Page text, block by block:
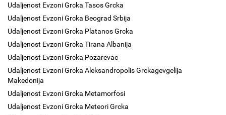
Udaljenost Evzoni Grcka Tasos Grcka
Udaljenost Evzoni Grcka Beograd Srbija
Udaljenost Evzoni Grcka Platanos Grcka
Udaljenost Evzoni Grcka Tirana Albanija
Udaljenost Evzoni Grcka Pozarevac
Udaljenost Evzoni Grcka Aleksandropolis Grckagevgelija
Makedonija
Udaljenost Evzoni Grcka Metamorfosi
Udaljenost Evzoni Grcka Meteori Grcka